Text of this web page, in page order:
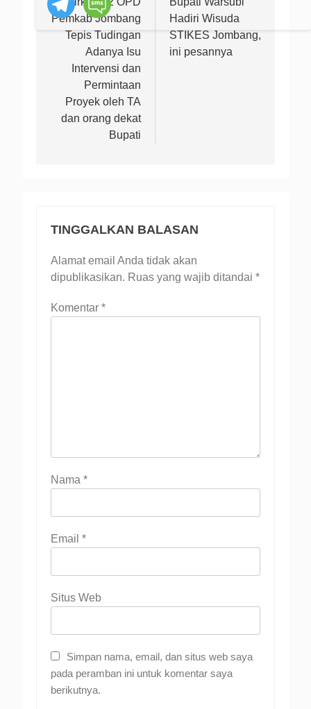
pos
Pemkab Jombang
Tepis Tudingan
Adanya Isu
Intervensi dan
Permintaan
Proyek oleh TA
dan orang dekat
Bupati
Hadiri Wisuda
STIKES Jombang,
ini pesannya
TINGGALKAN BALASAN
Alamat email Anda tidak akan
dipublikasikan. Ruas yang wajib ditandai *
Komentar *
Nama *
Email *
Situs Web
Simpan nama, email, dan situs web saya
pada peramban ini untuk komentar saya
berikutnya.